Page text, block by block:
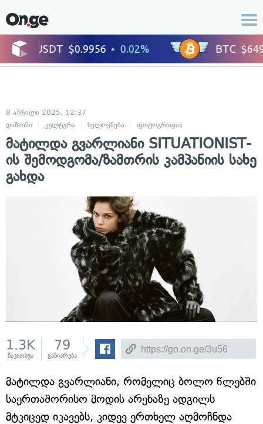
8 აპრილი 2025, 12:37
დიზაინი
კულტურა ხელოვნება ფოტოგრაფია
მატილდა გვარლიანი SITUATIONIST-
ის შემოდგომა/ზამთრის კამპანიის სახე
გახდა
1.3K
წაკითხვა
79
გაზიარება
მატილდა გვარლიანი, რომელიც ბოლო წლებში
საერთაშორისო მოდის არენაზე ადგილს
მტკიცედ იკავებს, კიდევ ერთხელ აღმოჩნდა